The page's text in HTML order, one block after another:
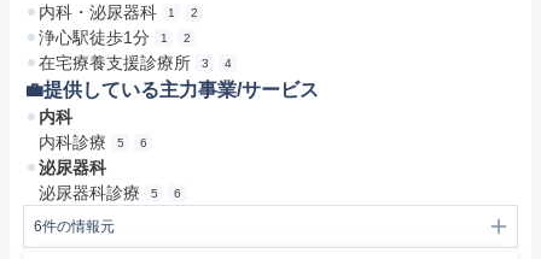
内科・泌尿器科 1 2
浄心駅徒歩1分 1 2
在宅療養支援診療所 3 4
💼提供している主力事業/サービス
内科
内科診療
5 6
泌尿器科
泌尿器科診療
5 6
6件の情報元